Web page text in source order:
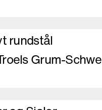
rundstål
Grum-